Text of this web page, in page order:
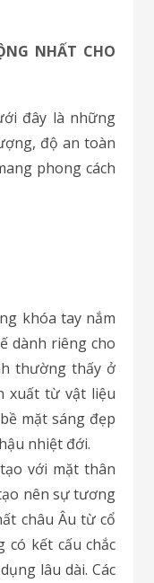
NHẤT CHO
đây là những
độ an toàn
phong cách
khóa tay nắm
dành riêng cho
thường thấy ở
xuất từ vật liệu
mặt sáng đẹp
nhiệt đới.
với mặt thân
nên sự tương
châu Âu từ cổ
có kết cấu chắc
lâu dài. Các